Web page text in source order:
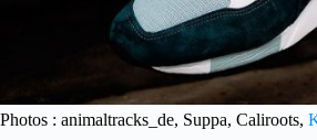
Photos : animaltracks_de, Suppa, Caliroots,